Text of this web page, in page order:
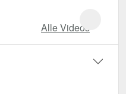
Alle Videos